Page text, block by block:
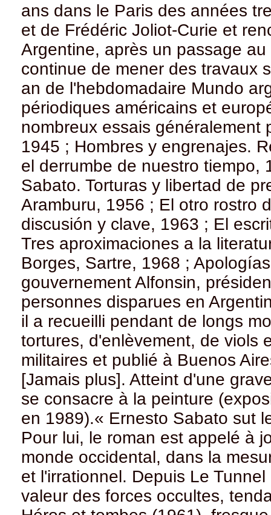
ans dans le Paris des années
et de Frédéric Joliot-Curie et
Argentine, après un passage
continue de mener des travaux
an de l'hebdomadaire Mundo
périodiques américains et
nombreux essais généralement
1945 ; Hombres y engrenajes.
el derrumbe de nuestro tiempo,
Sabato. Torturas y libertad de
Aramburu, 1956 ; El otro rostro
discusión y clave, 1963 ; El
Tres aproximaciones a la
Borges, Sartre, 1968 ;
gouvernement Alfonsin,
personnes disparues en
il a recueilli pendant de longs
tortures, d'enlèvement, de viols
militaires et publié à Buenos
[Jamais plus]. Atteint d'une
se consacre à la peinture
en 1989).« Ernesto Sabato sut
Pour lui, le roman est appelé à
monde occidental, dans la
et l'irrationnel. Depuis Le
valeur des forces occultes,